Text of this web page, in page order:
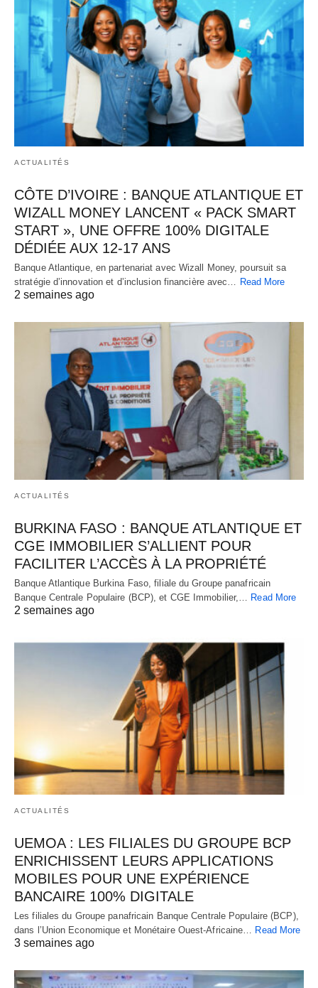
ACTUALITÉS
CÔTE D’IVOIRE : BANQUE ATLANTIQUE ET
WIZALL MONEY LANCENT « PACK SMART
START », UNE OFFRE 100% DIGITALE
DÉDIÉE AUX 12-17 ANS
Banque Atlantique, en partenariat avec Wizall Money, poursuit sa
stratégie d’innovation et d’inclusion financière avec…
Read More
2 semaines ago
ACTUALITÉS
BURKINA FASO : BANQUE ATLANTIQUE ET
CGE IMMOBILIER S’ALLIENT POUR
FACILITER L’ACCÈS À LA PROPRIÉTÉ
Banque Atlantique Burkina Faso, filiale du Groupe panafricain
Banque Centrale Populaire (BCP), et CGE Immobilier,… Read More
2 semaines ago
ACTUALITÉS
UEMOA : LES FILIALES DU GROUPE BCP
ENRICHISSENT LEURS APPLICATIONS
MOBILES POUR UNE EXPÉRIENCE
BANCAIRE 100% DIGITALE
Les filiales du Groupe panafricain Banque Centrale Populaire (BCP),
dans l’Union Economique et Monétaire Ouest-Africaine… Read More
3 semaines ago